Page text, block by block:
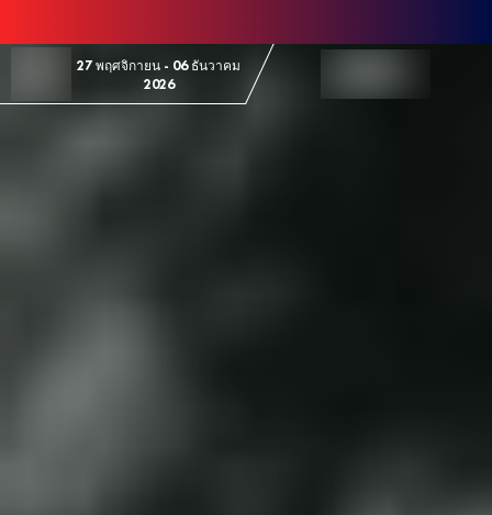
27 พฤศจิกายน - 06 ธันวาคม
2026